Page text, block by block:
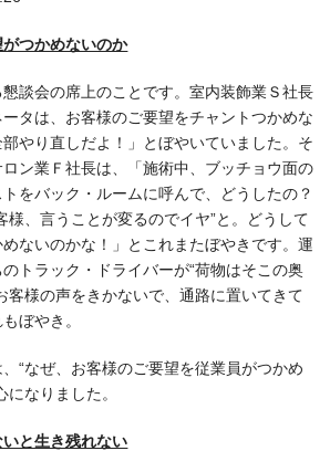
つかめないのか
談会の席上のことです。室内装飾業Ｓ社長
タは、お客様のご要望をチャントつかめな
やり直しだよ！」とぼやいていました。そ
ン業Ｆ社長は、「施術中、ブッチョウ面の
をバック・ルームに呼んで、どうしたの？
様、言うことが変るのでイヤ”と。どうして
ないのかな！」とこれまたぼやきです。運
トラック・ドライバーが“荷物はそこの奥
客様の声をきかないで、通路に置いてきて
ぼやき。
“なぜ、お客様のご要望を従業員がつかめ
になりました。
と生き残れない